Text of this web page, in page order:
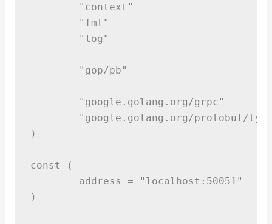
" context "
" fmt "
" log "
" gop/pb"
" google.golang.org/grpc"
" google.golang.org/protobuf/
)
const
(
	address
= " localhost:50051"
)